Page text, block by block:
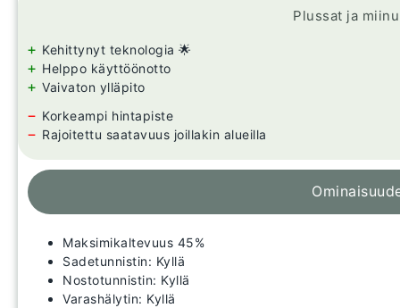
Plussat ja
+ Kehittynyt teknologia 🌟
+ Helppo käyttöönotto
+ Vaivaton ylläpito
− Korkeampi hintapiste
− Rajoitettu saatavuus joillakin alueilla
Maksimikaltevuus 45%
Sadetunnistin: Kyllä
Nostotunnistin: Kyllä
Varashälytin: Kyllä